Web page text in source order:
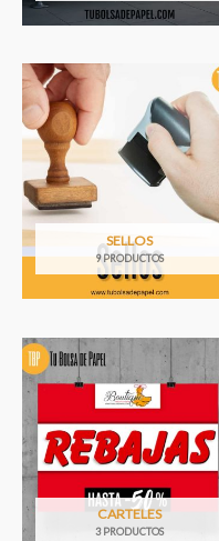
SELLOS
9 PRODUCTOS
CARTELES
3 PRODUCTOS